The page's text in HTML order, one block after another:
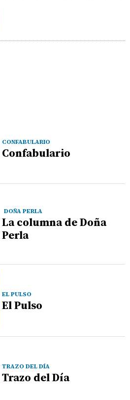
CONFABULARIO
Confabulario
DOÑA PERLA
La columna de Doña
Perla
EL PULSO
El Pulso
TRAZO DEL DÍA
Trazo del Día